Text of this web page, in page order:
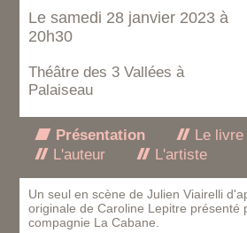
Le samedi 28 janvier 2023 à
20h30
Théâtre des 3 Vallées à
Palaiseau
Présentation
Le livre
L'auteur
L'artiste
Un seul en scène de Julien Viairelli
originale de Caroline Lepitre présenté
compagnie La Cabane.